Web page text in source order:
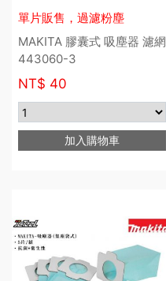
單片販售，過濾粉塵
MAKITA 膠囊式 吸塵器 濾網
443060-3
NT$ 40
加入購物車